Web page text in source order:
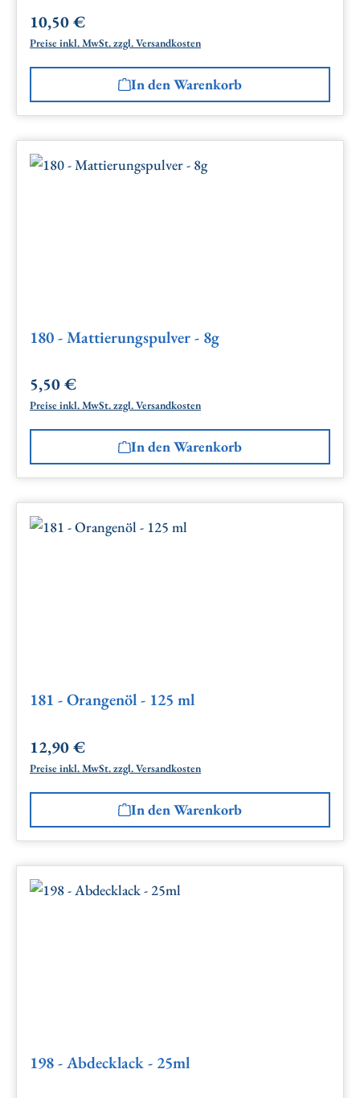
Regulärer Preis:
10,50 €
Preise inkl. MwSt. zzgl. Versandkosten
In den Warenkorb
180 - Mattierungspulver - 8g
Regulärer Preis:
5,50 €
Preise inkl. MwSt. zzgl. Versandkosten
In den Warenkorb
181 - Orangenöl - 125 ml
Regulärer Preis:
12,90 €
Preise inkl. MwSt. zzgl. Versandkosten
In den Warenkorb
198 - Abdecklack - 25ml